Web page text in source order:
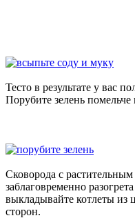
Тесто в результате у вас
Порубите зелень помельче
Сковорода с
заблаговременно
выкладывайте котлеты из
сторон.